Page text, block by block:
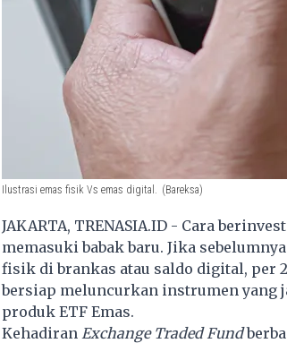
Ilustrasi emas fisik Vs emas digital. (Bareksa)
JAKARTA, TRENASIA.ID - Cara
memasuki babak baru. Jika
fisik di brankas atau saldo digital, per
bersiap meluncurkan instrumen yang
produk ETF Emas.
Kehadiran Exchange Traded Fund